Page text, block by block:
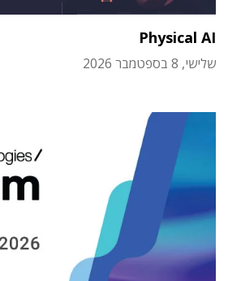
Physical AI
שלישי, 8 בספטמבר 2026